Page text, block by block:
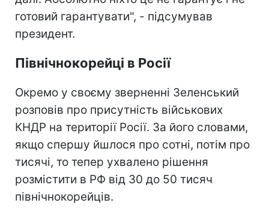
готовий гарантувати", - підсумував
президент.
Північнокорейці в Росії
Окремо у своєму зверненні Зеленський
розповів про присутність військових
КНДР на території Росії. За його словами,
якщо спершу йшлося про сотні, потім про
тисячі, то тепер ухвалено рішення
розмістити в РФ від 30 до 50 тисяч
північнокорейців.